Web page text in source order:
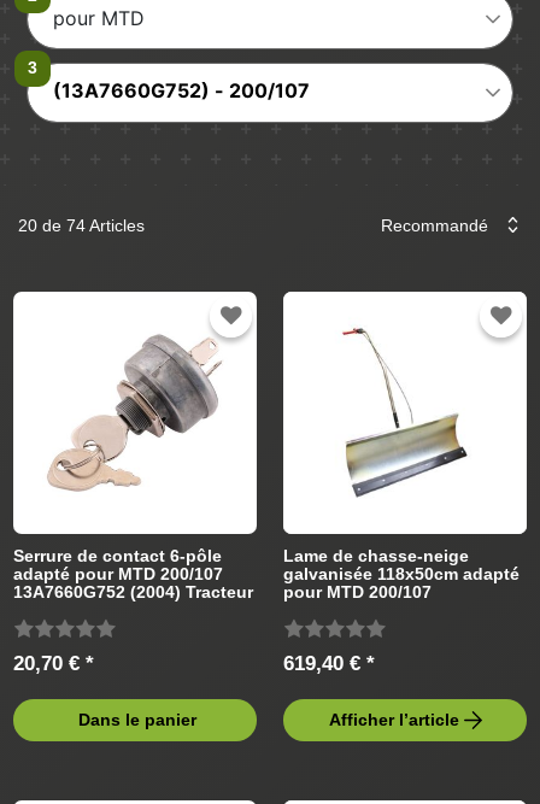
pour MTD
(13A7660G752) - 200/107
20 de 74 Articles
Serrure de contact 6-pôle
adapté pour MTD 200/107
13A7660G752 (2004) Tracteur
20,70 € *
Dans le panier
Lame de chasse-neige
galvanisée 118x50cm adapté
pour MTD 200/107
pelouse
619,40 € *
Afficher l’article